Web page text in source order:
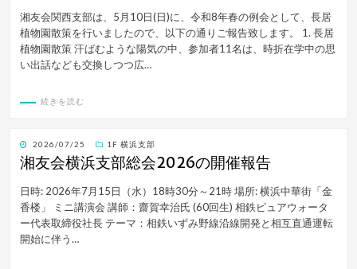
湘友会関西支部は、5月10日(日)に、令和8年春の例会として、長居
植物園散策を行いましたので、以下の通りご報告致します。 1. 長居
植物園散策 汗ばむような陽気の中、参加者11名は、時折在学中の思
い出話なども交換しつつ広…
続きを読む
投
稿
日:
2026/07/25 1F 横浜支部
湘友会横浜支部総会2026の開催報告
日時: 2026年7月15日（水）18時30分～21時 場所: 横浜中華街「金
香楼」 ミニ講演会 講師：齋賀幸治氏 (60回生) 相鉄ピュアウォータ
ー代表取締役社長 テーマ：相鉄いずみ野線沿線開発と相互直通運転
開始に伴う…